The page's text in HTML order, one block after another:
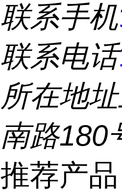
联系手机
联系电话
所在地址
南路180
推荐产品